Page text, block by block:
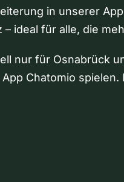
in unserer
ideal für alle, die
nur für Osnabrück
Chatomio